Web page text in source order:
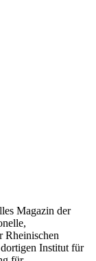
Magazin der
Rheinischen
Institut für